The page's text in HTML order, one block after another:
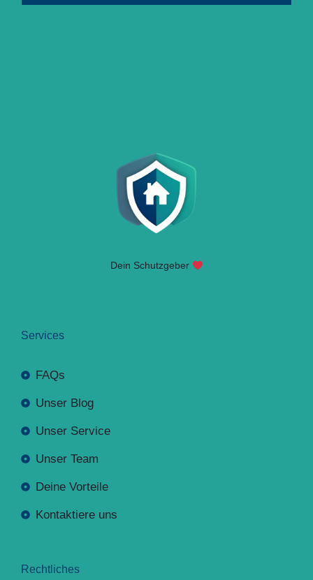
Dein Schutzgeber
Services
FAQs
Unser Blog
Unser Service
Unser Team
Deine Vorteile
Kontaktiere uns
Rechtliches